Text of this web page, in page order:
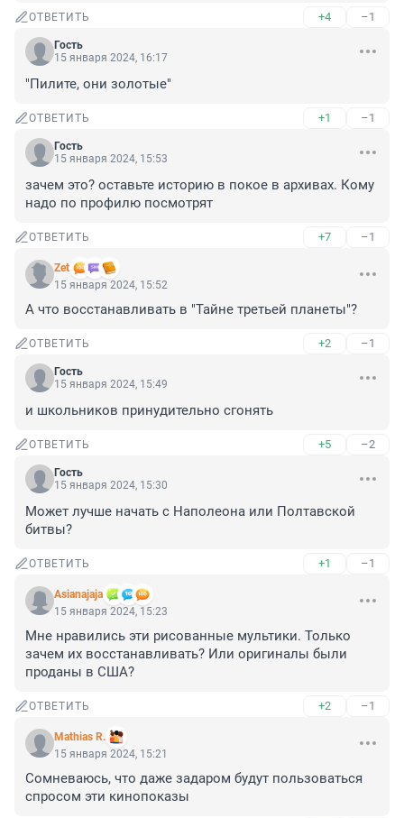
ОТВЕТИТЬ +4 –1
Гость
15 января 2024, 16:17
"Пилите, они золотые"
ОТВЕТИТЬ +1 –1
Гость
15 января 2024, 15:53
зачем это? оставьте историю в покое в архивах. Кому
надо по профилю посмотрят
ОТВЕТИТЬ +7 –1
Zet
15 января 2024, 15:52
А что восстанавливать в "Тайне третьей планеты"?
ОТВЕТИТЬ +2 –1
Гость
15 января 2024, 15:49
и школьников принудительно сгонять
ОТВЕТИТЬ +5 –2
Гость
15 января 2024, 15:30
Может лучше начать с Наполеона или Полтавской
битвы?
ОТВЕТИТЬ +1 –1
Asianajaja
15 января 2024, 15:23
Мне нравились эти рисованные мультики. Только
зачем их восстанавливать? Или оригиналы были
проданы в США?
ОТВЕТИТЬ +2 –1
Mathias R.
15 января 2024, 15:21
Сомневаюсь, что даже задаром будут пользоваться
спросом эти кинопоказы